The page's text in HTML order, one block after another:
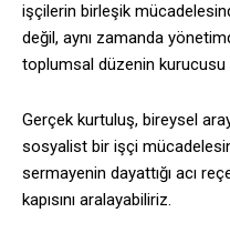
işçilerin birleşik
değil, aynı zamanda
toplumsal düzenin kurucusu
Gerçek kurtuluş, bireysel
sosyalist bir işçi
sermayenin dayattığı acı
kapısını aralayabiliriz.